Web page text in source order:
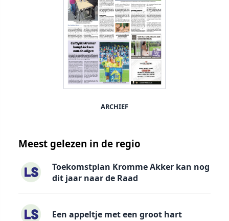
ARCHIEF
Meest gelezen in de regio
Toekomstplan Kromme Akker kan nog
dit jaar naar de Raad
Een appeltje met een groot hart